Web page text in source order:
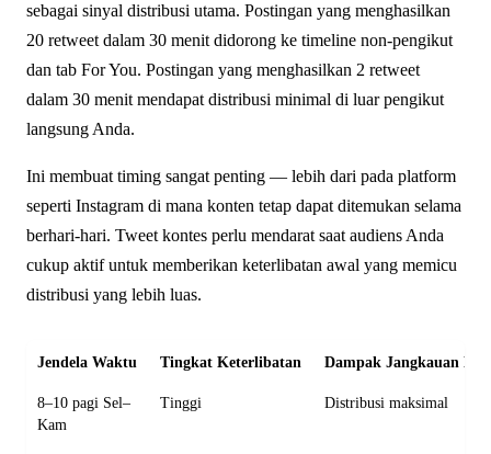
sebagai sinyal distribusi utama. Postingan yang menghasilkan
20 retweet dalam 30 menit didorong ke timeline non-pengikut
dan tab For You. Postingan yang menghasilkan 2 retweet
dalam 30 menit mendapat distribusi minimal di luar pengikut
langsung Anda.
Ini membuat timing sangat penting — lebih dari pada platform
seperti Instagram di mana konten tetap dapat ditemukan selama
berhari-hari. Tweet kontes perlu mendarat saat audiens Anda
cukup aktif untuk memberikan keterlibatan awal yang memicu
distribusi yang lebih luas.
Jendela Waktu Tingkat Keterlibatan Dampak Jangkauan
8–10 pagi Sel–
Kam
Tinggi Distribusi maksimal